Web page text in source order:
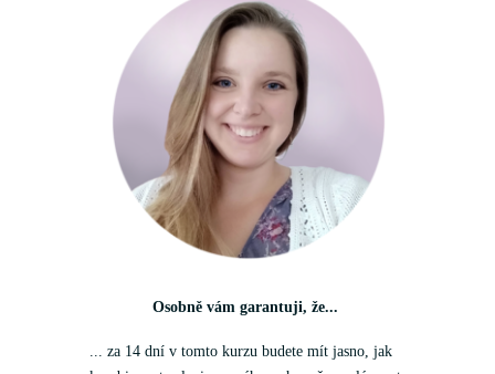
Osobně vám garantuji, že...
... za 14 dní v tomto kurzu budete mít jasno, jak